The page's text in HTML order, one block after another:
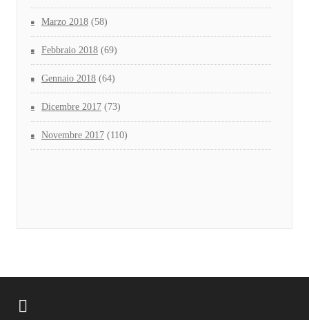
Marzo 2018 (58)
Febbraio 2018 (69)
Gennaio 2018 (64)
Dicembre 2017 (73)
Novembre 2017 (110)